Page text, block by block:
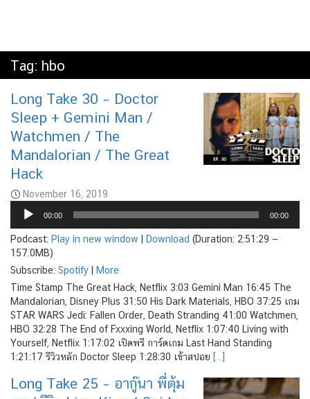
Tag: hbo
Long Take 30 – Doctor
Sleep + Gemini Man /
Watchmen / The
Mandalorian / The Great
Hack
November 16, 2019
Audio
Player
00:00 00:00
Podcast: Play in new window | Download (Duration: 2:51:29 —
157.0MB)
Subscribe: Spotify | More
Time Stamp The Great Hack, Netflix 3:03 Gemini Man 16:45 The
Mandalorian, Disney Plus 31:50 His Dark Materials, HBO 37:25 เกม
STAR WARS Jedi: Fallen Order, Death Stranding 41:00 Watchmen,
HBO 32:28 The End of Fxxxing World, Netflix 1:07:40 Living with
Yourself, Netflix 1:17:02 เปิดพรี การ์ดเกม Last Hand Standing
1:21:17 รีวิวหลัก Doctor Sleep 1:28:30 เข้าสปอย […]
Long Take 25 – อากู๊นา พี่ตุ้ม